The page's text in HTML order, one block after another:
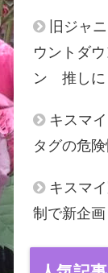
旧ジャ
ウントダ
ン 推しに
キスマ
タグの危険
キスマ
制で新企画